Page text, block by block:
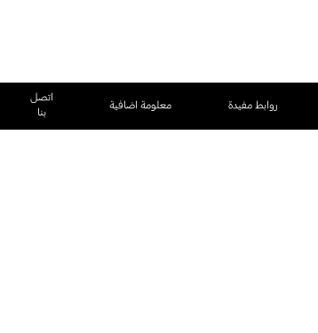
روابط مفيدة معلومة اضافية
اتصل
بنا